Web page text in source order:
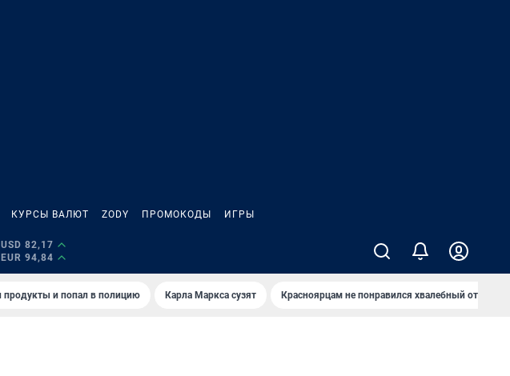
КУРСЫ ВАЛЮТ ZODY ПРОМОКОДЫ ИГРЫ
USD 82,17
EUR 94,84
продукты и попал в полицию Карла Маркса сузят Красноярцам не понравился хвалебный отзыв о